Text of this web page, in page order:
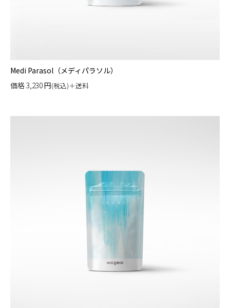
Medi Parasol（メディパラソル）
価格3,230円(税込)＋送料